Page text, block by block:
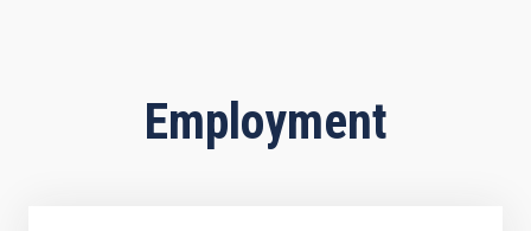
Employment